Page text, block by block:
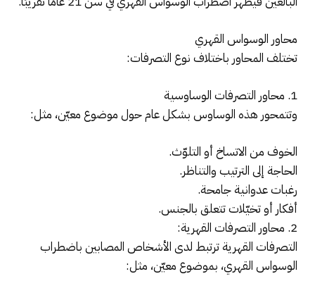
محاور الوسواس القهري
تختلف المحاور باختلاف نوع التصرفات:
1. محاور التصرفات الوساوسية
وتتمحور هذه الوساوس بشكل عام حول موضوع معيّن، مثل:
الخوف من الاتساخ أو التلوّث.
الحاجة إلى الترتيب والتناظر.
رغبات عدوانية جامحة.
أفكار أو تخيّلات تتعلق بالجنس.
2. محاور التصرفات القهرية:
التصرفات القهرية ترتبط لدى الأشخاص المصابين باضطراب
الوسواس القهري، بموضوع معيّن، مثل: